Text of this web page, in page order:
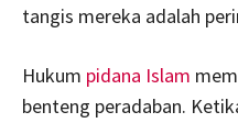
tangis mereka adalah
Hukum pidana Islam
benteng peradaban.